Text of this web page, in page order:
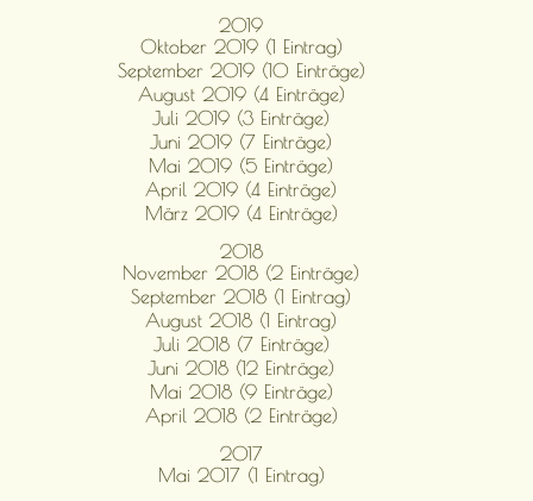
2019
Oktober 2019 (1 Eintrag)
September 2019 (10 Einträge)
August 2019 (4 Einträge)
Juli 2019 (3 Einträge)
Juni 2019 (7 Einträge)
Mai 2019 (5 Einträge)
April 2019 (4 Einträge)
März 2019 (4 Einträge)
2018
November 2018 (2 Einträge)
September 2018 (1 Eintrag)
August 2018 (1 Eintrag)
Juli 2018 (7 Einträge)
Juni 2018 (12 Einträge)
Mai 2018 (9 Einträge)
April 2018 (2 Einträge)
2017
Mai 2017 (1 Eintrag)